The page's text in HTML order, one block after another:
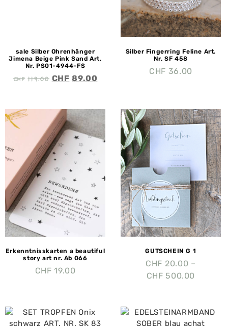
sale Silber Ohrenhänger
Jimena Beige Pink Sand Art.
Nr. PS01-4944-FS
CHF119.00 CHF 89.00
Silber Fingerring Feline Art.
Nr. SF 458
CHF 36.00
Erkenntnisskarten a beautiful
story art nr. Ab 066
CHF 19.00
GUTSCHEIN G 1
CHF 20.00 –
CHF 500.00